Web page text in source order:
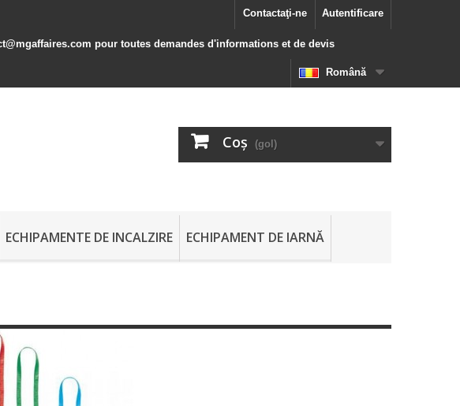
Autentificare
Contactaţi-ne
pour toutes demandes d'informations et de devis
Română
Coş (gol)
ECHIPAMENTE DE INCALZIRE ECHIPAMENT DE IARNĂ